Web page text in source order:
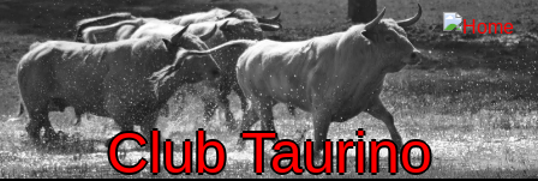
Club Taurino